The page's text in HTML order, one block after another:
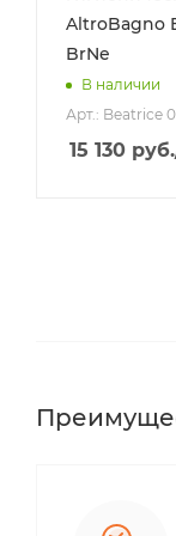
AltroBagno
BrNe
В наличии
Арт.: Beatrice
15 130 руб.